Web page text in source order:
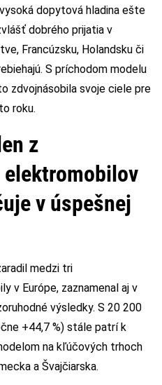
dopytová hladina ešte
dobrého prijatia v
Francúzsku, Holandsku či
S príchodom modelu
zdvojnásobila svoje ciele pre
roku.
z
v úspešnej
medzi tri
v Európe, zaznamenal aj v
výsledky. S 20 200
+44,7 %) stále patrí k
na kľúčových trhoch
a Švajčiarska.